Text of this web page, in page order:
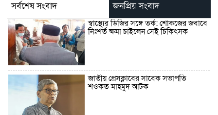
সর্বশেষ সংবাদ জনপ্রিয় সংবাদ
স্বাস্থ্যের ডিজির সঙ্গে তর্ক: শোকজের জবাবে
নিঃশর্ত ক্ষমা চাইলেন সেই চিকিৎসক
জাতীয় প্রেসক্লাবের সাবেক সভাপতি
শওকত মাহমুদ আটক